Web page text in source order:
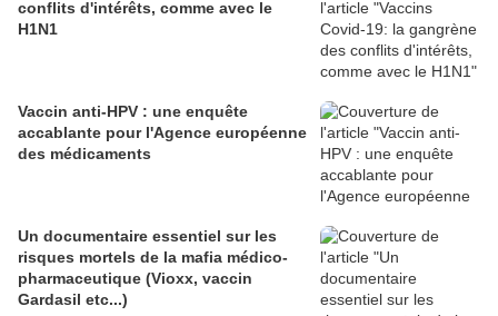
conflits d'intérêts, comme avec le
H1N1
Vaccin anti-HPV : une enquête
accablante pour l'Agence européenne
des médicaments
Un documentaire essentiel sur les
risques mortels de la mafia médico-
pharmaceutique (Vioxx, vaccin
Gardasil etc...)